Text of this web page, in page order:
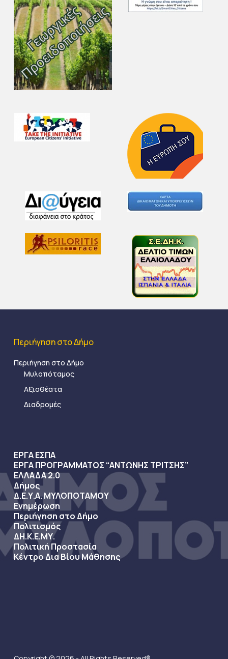
Περιήγηση στο Δήμο
Περιήγηση στο Δήμο
Μυλοπόταμος
Αξιοθέατα
Διαδρομές
ΕΡΓΑ ΕΣΠΑ
ΕΡΓΑ ΠΡΟΓΡΑΜΜΑΤΟΣ “ΑΝΤΩΝΗΣ ΤΡΙΤΣΗΣ”
ΕΛΛΑΔΑ 2.0
Δήμος
Δ.Ε.Υ.Α. ΜΥΛΟΠΟΤΑΜΟΥ
Ενημέρωση
Περιήγηση στο Δήμο
Πολιτισμός
ΔΗ.Κ.Ε.ΜΥ.
Πολιτική Προστασία
Κέντρο Δια Βίου Μάθησης